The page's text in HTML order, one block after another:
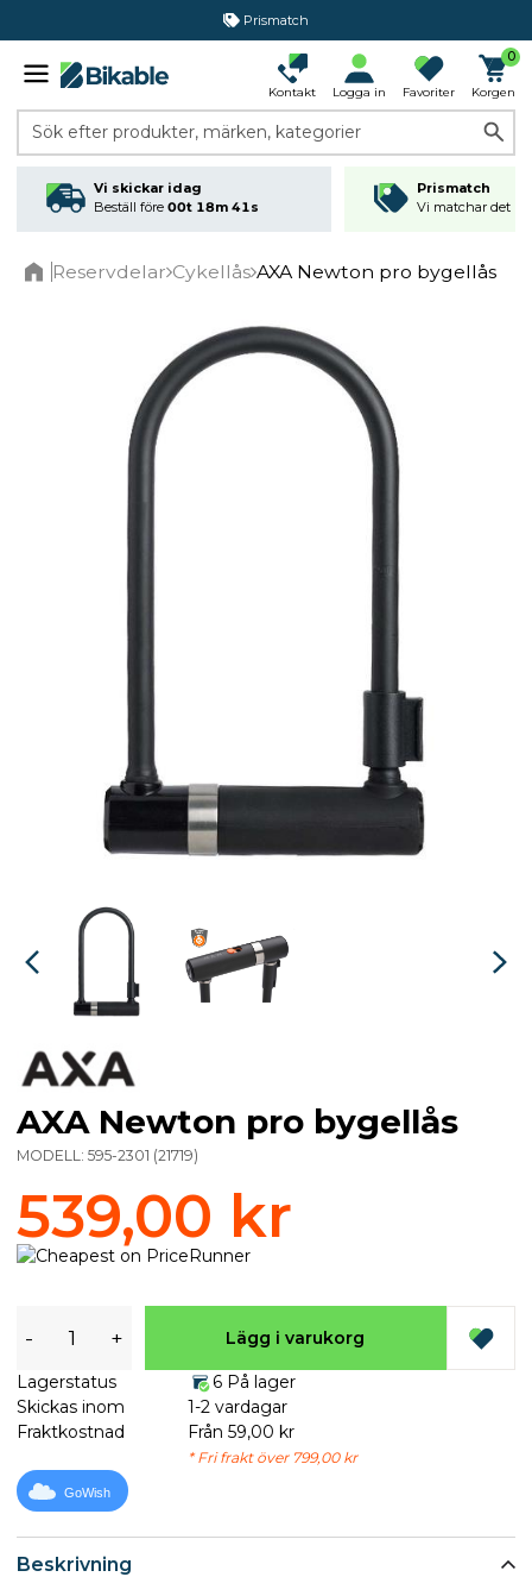
Prismatch
Kontakt Logga in Favoriter
0
Korgen
Sök efter produkter, märken, kategorier
Vi skickar idag
Beställ före 00t 18m 41s
Prismatch
Vi matchar det
Reservdelar Cykellås AXA Newton pro bygellås
Beskrivning
AXA Newton pro bygellås
MODELL: 595-2301 (21719)
539,00 kr
- + Lägg i varukorg
Lagerstatus
6 På lager
Skickas inom
1-2 vardagar
Fraktkostnad
Från 59,00 kr
* Fri frakt över 799,00 kr
GoWish